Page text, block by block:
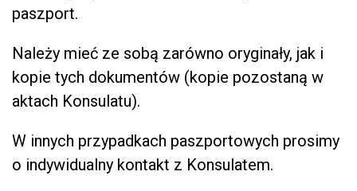
paszport.
Należy mieć ze sobą zarówno oryginały, jak i
kopie tych dokumentów (kopie pozostaną w
aktach Konsulatu).
W innych przypadkach paszportowych prosimy
o indywidualny kontakt z Konsulatem.